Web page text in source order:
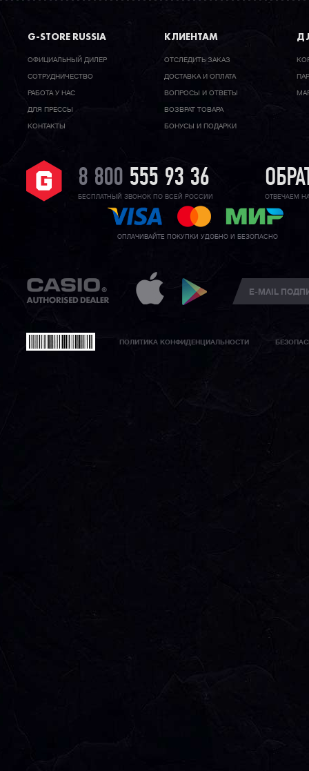
G-STORE RUSSIA
ОФИЦИАЛЬНЫЙ ДИЛЕР
CОТРУДНИЧЕСТВО
РАБОТА У НАС
ДЛЯ ПРЕССЫ
КОНТАКТЫ
КЛИЕНТАМ
ОТСЛЕДИТЬ ЗАКАЗ
ДОСТАВКА И ОПЛАТА
ВОПРОСЫ И ОТВЕТЫ
ВОЗВРАТ ТОВАРА
БОНУСЫ И ПОДАРКИ
8 800 555 93 36
БЕСПЛАТНЫЙ ЗВОНОК ПО ВСЕЙ РОССИИ ОТВЕЧАЕМ
ОПЛАЧИВАЙТЕ ПОКУПКИ УДОБНО И БЕЗОПАСНО
ПОЛИТИКА КОНФИДЕНЦИАЛЬНОСТИ